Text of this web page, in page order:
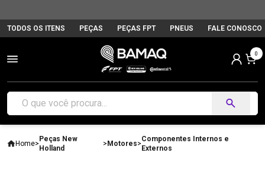
TODOS OS ITENS PEÇAS PEÇAS FPT PNEUS FALE CONOSCO
0
Home>
Peças New
Holland
>Motores>
Componentes Internos e
Externos